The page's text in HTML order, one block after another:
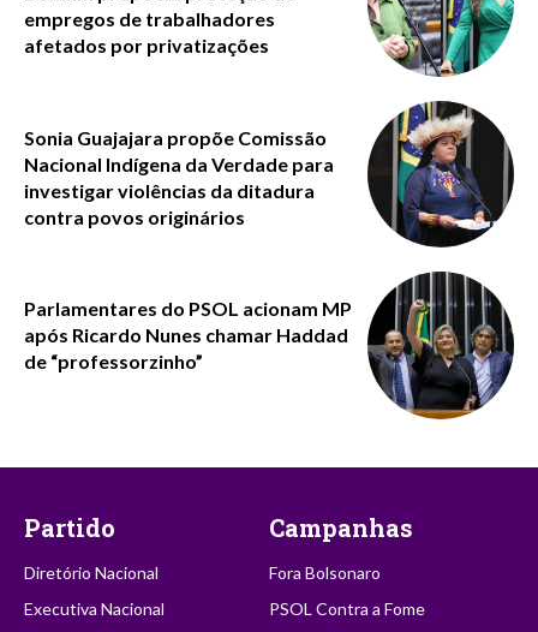
empregos de trabalhadores
afetados por privatizações
Sonia Guajajara propõe Comissão
Nacional Indígena da Verdade para
investigar violências da ditadura
contra povos originários
Parlamentares do PSOL acionam MP
após Ricardo Nunes chamar Haddad
de “professorzinho”
Partido
Diretório Nacional
Executiva Nacional
Campanhas
Fora Bolsonaro
PSOL Contra a Fome